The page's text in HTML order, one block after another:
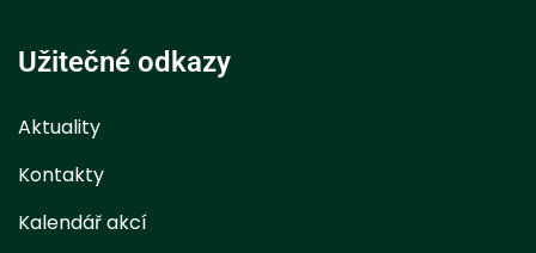
Užitečné odkazy
Aktuality
Kontakty
Kalendář akcí